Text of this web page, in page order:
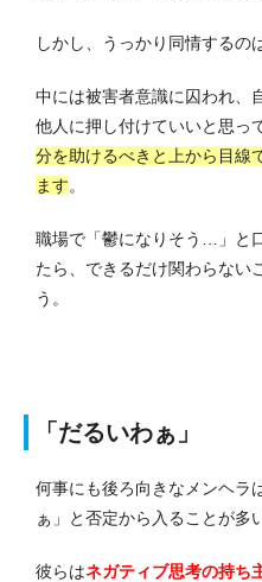
しかし、うっかり同情するの
中には被害者意識に囚われ、
他人に押し付けていいと思っ
分を助けるべきと上から目線
ます。
職場で「鬱になりそう…」と
たら、できるだけ関わらない
う。
「だるいわぁ」
何事にも後ろ向きなメンヘラ
ぁ」と否定から入ることが多
彼らはネガティブ思考の持ち